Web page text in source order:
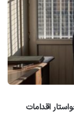
اقدامات